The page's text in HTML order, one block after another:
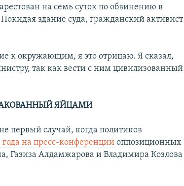
на семь суток по обвинению в
здание суда, гражданский активист
к окружающим, я это отрицаю. Я сказал,
так как вести с ним цивилизованный
ЯЙЦАМИ
первый случай, когда политиков
года на пресс-конференцииоппозиционных
Газиза Алдамжарова и Владимира Козлова